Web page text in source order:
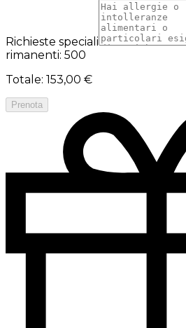
Richieste speciali
rimanenti: 500
Totale: 153,00 €
Prenota